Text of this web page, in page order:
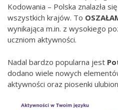
Kodowania – Polska znalazła
wszystkich krajów. To
wynikająca m.in. z wysokiego
uczniom aktywności.
Nadal bardzo popularna jest
dodano wiele nowych
aktywności oraz piosenki